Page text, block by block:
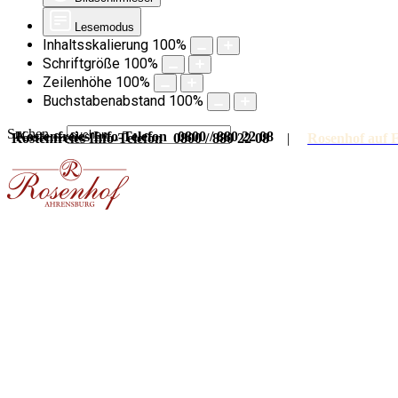
Lesemodus
Inhaltsskalierung 100%
Schriftgröße 100%
Zeilenhöhe 100%
Buchstabenabstand 100%
Suchen ...
Kostenfreies Info-Telefon 0800 / 880 22 08| Rosenhof auf
Kostenfreies Info-Telefon 0800 / 880 22 08